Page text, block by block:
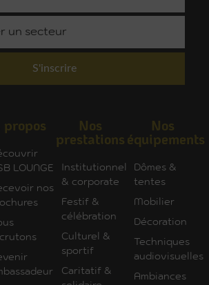
S'inscrire
propos
LOUNGE
nos
Nos
prestations
Institutionnel
& corporate
Festif &
célébration
Culturel &
sportif
Caritatif &
Nos
équipements
Dômes &
tentes
Mobilier
Décoration
Techniques
audiovisuelles
Ambiances